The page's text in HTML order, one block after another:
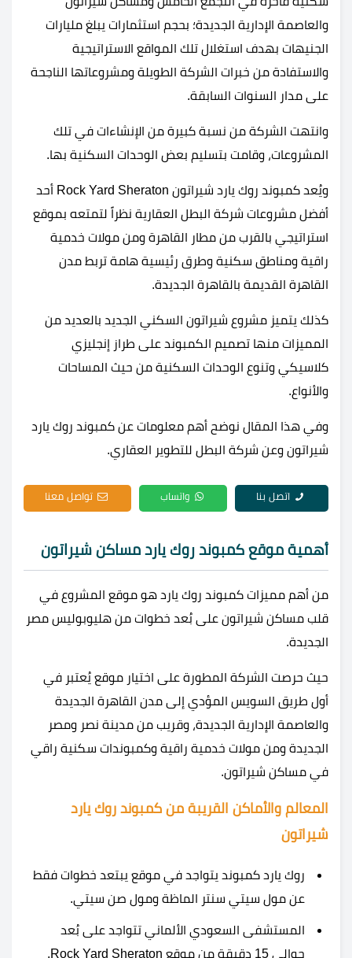
والعاصمة الإدارية الجديدة؛ بحجم استثمارات يبلغ مليارات
الجنيهات بهدف استغلال تلك المواقع الاستراتيجية
والاستفادة من خبرات الشركة الطويلة ومشروعاتها الناجحة
على مدار السنوات السابقة.
وانتهت الشركة من نسبة كبيرة من الإنشاءات في تلك
المشروعات، وقامت بتسليم بعض الوحدات السكنية بها.
ويُعد كمبوند روك يارد شيراتون Rock Yard Sheraton أحد
أفضل مشروعات شركة البطل العقارية نظراً لتمتعه بموقع
استراتيجي بالقرب من مطار القاهرة ومن مولات خدمية
راقية ومناطق سكنية وطرق رئيسية هامة تربط مدن
القاهرة القديمة بالقاهرة الجديدة.
كذلك يتميز مشروع شيراتون السكني الجديد بالعديد من
المميزات منها تصميم الكمبوند على طراز إنجليزي
كلاسيكي وتنوع الوحدات السكنية من حيث المساحات
والأنواع.
وفي هذا المقال نوضح أهم معلومات عن كمبوند روك يارد
شيراتون وعن شركة البطل للتطوير العقاري.
اتصل بنا واتساب تواصل معنا
أهمية موقع كمبوند روك يارد مساكن شيراتون
من أهم مميزات كمبوند روك يارد هو موقع المشروع في
قلب مساكن شيراتون على بُعد خطوات من هليوبوليس مصر
الجديدة.
حيث حرصت الشركة المطورة على اختيار موقع يُعتبر في
أول طريق السويس المؤدي إلى مدن القاهرة الجديدة
والعاصمة الإدارية الجديدة، وقريب من مدينة نصر ومصر
الجديدة ومن مولات خدمية راقية وكمبوندات سكنية راقي
في مساكن شيراتون.
المعالم والأماكن القريبة من كمبوند روك يارد
شيراتون
روك يارد كمبوند يتواجد في موقع يبتعد خطوات فقط
عن مول سيتي سنتر الماظة ومول صن سيتي.
المستشفى السعودي الألماني تتواجد على بُعد
حوالي 15 دقيقة من موقع Rock Yard Sheraton.